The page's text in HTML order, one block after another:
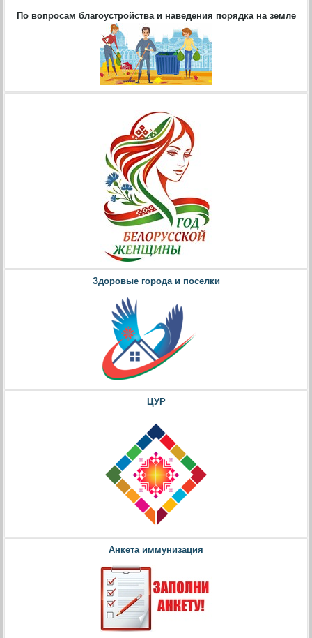
По вопросам благоустройства и наведения порядка на земле
Здоровые города и поселки
ЦУР
Анкета иммунизация